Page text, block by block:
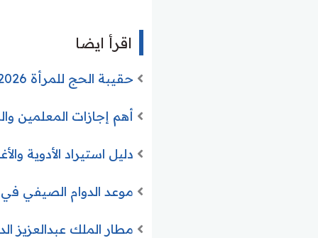
اقرأ ايضا
حقيبة الحج للمرأة 2026: الدليل الشامل للمستلزمات، النصائح والمحظورات
أهم إجازات المعلمين والمعلمات 2026 .. الأنواع والشروط
دليل استيراد الأدوية
موعد الدوام الصيفي في مدارس الشرقية 1447
مطار الملك عبدالعزيز الدولي